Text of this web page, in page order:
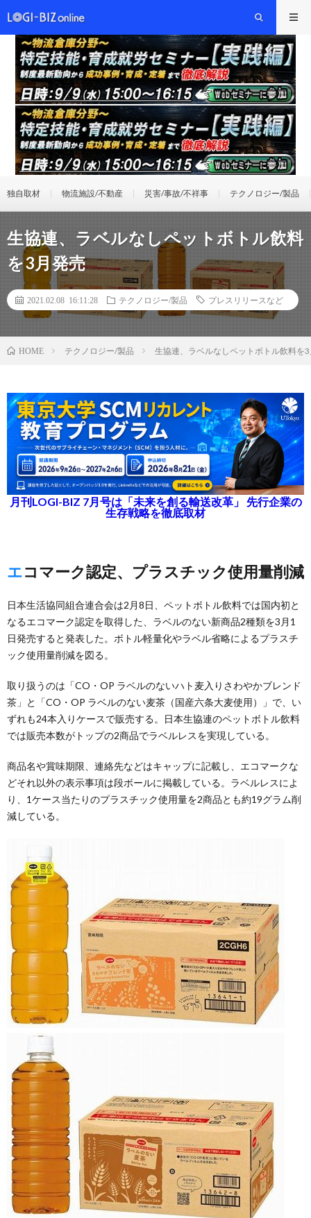
独自取材 物流施設/不動産 災害/事故/不祥事 テクノロジー/製品
生協連、ラベルなしペットボトル飲料
を3月発売
2021.02.08 16:11:28 テクノロジー/製品 プレスリリースなど
HOME テクノロジー/製品 生協連、ラベルなしペットボトル飲料を
月刊LOGI-BIZ 7月号は「未来を創る輸送改革」 先行企業の
生存戦略を徹底取材
エコマーク認定、プラスチック使用量削減
日本生活協同組合連合会は2月8日、ペットボトル飲料では国内初と
なるエコマーク認定を取得した、ラベルのない新商品2種類を3月1
日発売すると発表した。ボトル軽量化やラベル省略によるプラスチ
ック使用量削減を図る。
取り扱うのは「CO・OP ラベルのないハト麦入りさわやかブレンド
茶」と「CO・OP ラベルのない麦茶（国産六条大麦使用）」で、い
ずれも24本入りケースで販売する。日本生協連のペットボトル飲料
では販売本数がトップの2商品でラベルレスを実現している。
商品名や賞味期限、連絡先などはキャップに記載し、エコマークな
どそれ以外の表示事項は段ボールに掲載している。ラベルレスによ
り、1ケース当たりのプラスチック使用量を2商品とも約19グラム削
減している。